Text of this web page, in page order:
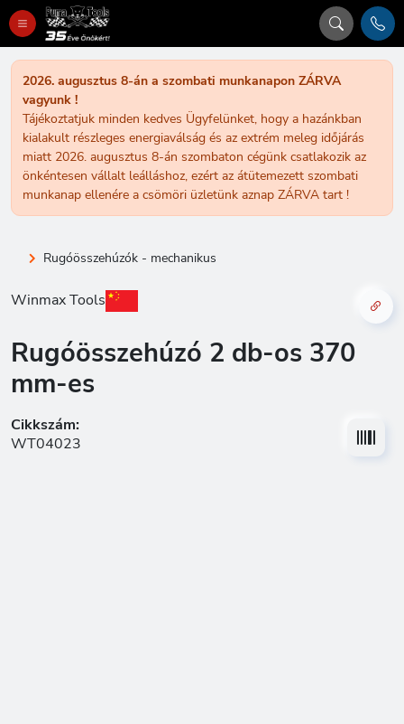
2026. augusztus 8-án a szombati munkanapon ZÁRVA
vagyunk !
Tájékoztatjuk minden kedves Ügyfelünket, hogy a hazánkban
kialakult részleges energiaválság és az extrém meleg időjárás
miatt 2026. augusztus 8-án szombaton cégünk csatlakozik az
önkéntesen vállalt leálláshoz, ezért az átütemezett szombati
munkanap ellenére a csömöri üzletünk aznap ZÁRVA tart !
Rugóösszehúzók - mechanikus
Winmax Tools
Rugóösszehúzó 2 db-os 370
mm-es
Cikkszám:
WT04023